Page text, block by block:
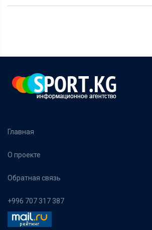
Главная
О проекте
Обратная связь
+996 707 317 387